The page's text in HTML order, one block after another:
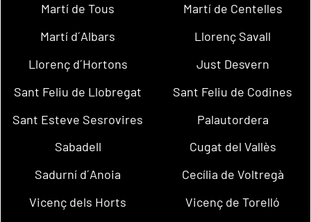
Martí de Tous
Martí de Centelles
Martí d´Albars
Llorenç Savall
Llorenç d´Hortons
Just Desvern
Sant Feliu de Llobregat
Sant Feliu de Codines
Sant Esteve Sesrovires
Palautordera
Sabadell
Cugat del Vallès
Sadurní d´Anoia
Cecília de Voltregà
Vicenç dels Horts
Vicenç de Torelló